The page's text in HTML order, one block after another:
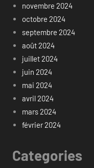
novembre 2024
octobre 2024
septembre 2024
août 2024
juillet 2024
juin 2024
mai 2024
avril 2024
mars 2024
février 2024
Categories